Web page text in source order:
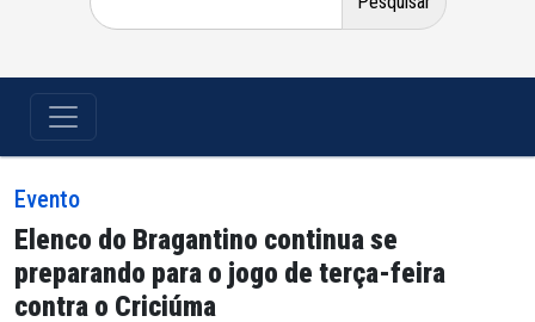
por:
Evento
Elenco do Bragantino continua se
preparando para o jogo de terça-feira
contra o Criciúma